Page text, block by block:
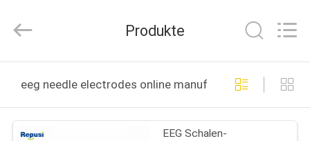
PRODUKTE
Electronics
Co.,Ltd..
Reserved.
Produkte
eeg needle electrodes online manufacture
EEG Schalen-